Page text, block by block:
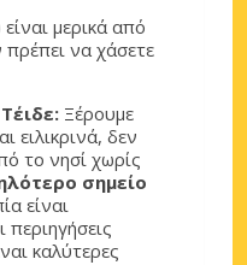
μερικά από
να χάσετε
Ξέρουμε
ειλικρινά, δεν
το νησί χωρίς
σημείο
είναι
περιηγήσεις
καλύτερες